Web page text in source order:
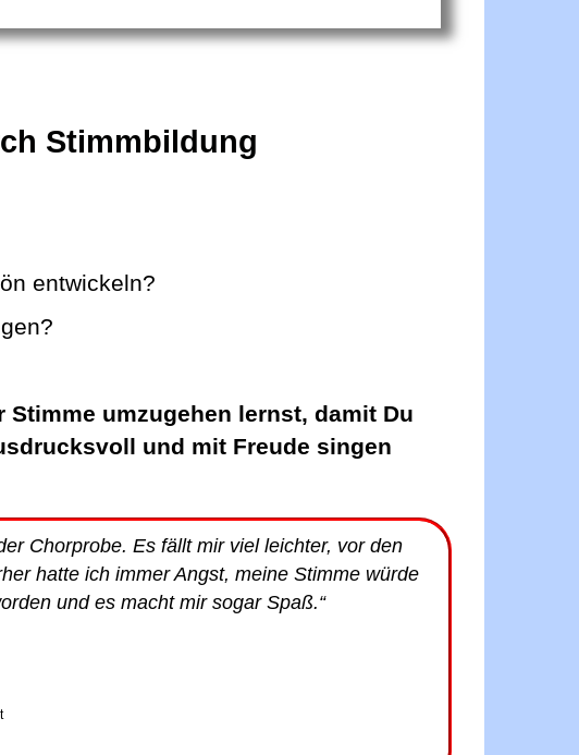
Stimmbildung
entwickeln?
umzugehen lernst, damit Du
und mit Freude singen
Chorprobe. Es fällt mir viel leichter, vor den
hatte ich immer Angst, meine Stimme würde
und es macht mir sogar Spaß.“